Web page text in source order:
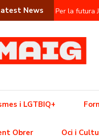
News Per la futura
Prostitució
Una
i LGTBIQ+
Obrer Oci i